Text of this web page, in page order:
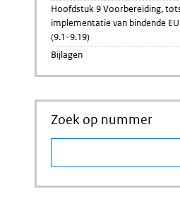
Hoofdstuk 9 Voorbereiding,
implementatie van bindende
(9.1-9.19)
Bijlagen
Zoek op nummer